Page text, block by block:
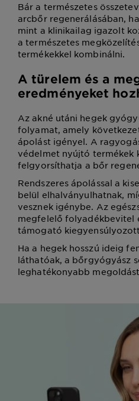
Bár a természetes
arcbőr regenerálásában,
mint a klinikailag igazolt
a természetes
termékekkel kombinálni.
A türelem és a
eredményeket
Az akné utáni hegek
folyamat, amely
ápolást igényel. A
védelmet nyújtó termékek
felgyorsíthatja a bőr
Rendszeres ápolással a
belül elhalványulhatnak,
vesznek igénybe. Az
megfelelő folyadékbevitel
támogató
Ha a hegek hosszú ideig
láthatóak, a bőrgyógyász
leghatékonyabb